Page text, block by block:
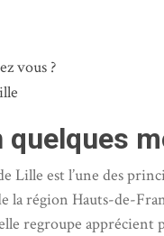
vous ?
quelques
Lille est l’une des
région Hauts-de-
regroupe